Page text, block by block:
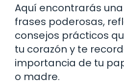
Aquí encontrarás
frases poderosas,
consejos prácticos
tu corazón y te
importancia de tu
o madre.